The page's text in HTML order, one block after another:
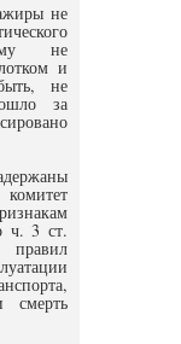
не
не
и
не
за
ч. 3 ст.
смерть